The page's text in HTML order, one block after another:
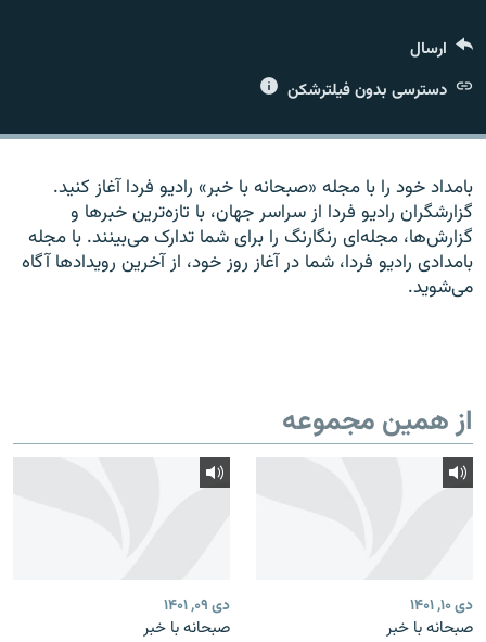
زبان‌های دیگر
ارسال
دسترسی بدون فیلترشکن
بامداد خود را با مجله «صبحانه با خبر» راديو فردا آغاز کنيد.
گزارشگران راديو فردا از سراسر جهان، با تازه‌ترين خبرها و
گزارش‌ها، مجله‌ای رنگارنگ را برای شما تدارک می‌بينند. با مجله
بامدادی راديو فردا، شما در آغاز روز خود، از آخرين رويدادها آگاه
می‌شويد.
از همین مجموعه
دی ۱۰, ۱۴۰۱
صبحانه با خبر
دی ۰۹, ۱۴۰۱
صبحانه با خبر